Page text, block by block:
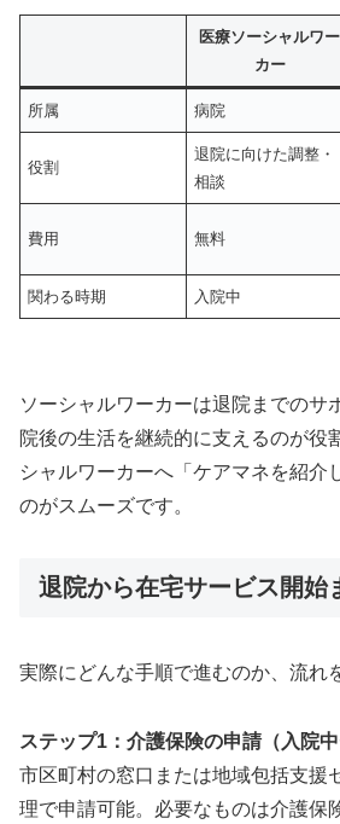
医療ソーシャルワー
カー
所属 病院
役割
退院に向けた調整・
相談
費用 無料
関わる時期 入院中
ソーシャルワーカーは退院までのサ
院後の生活を継続的に支えるのが役
シャルワーカーへ「ケアマネを紹介
のがスムーズです。
退院から在宅サービス開始
実際にどんな手順で進むのか、流れ
ステップ1：介護保険の申請（入院中
市区町村の窓口または地域包括支援
理で申請可能。必要なものは介護保